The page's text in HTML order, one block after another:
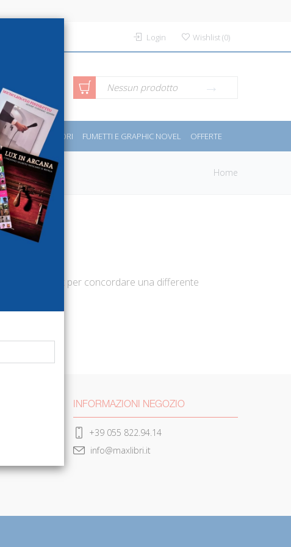
Login Wishlist(0)
Ricerca avanzata Nessun prodotto
SPORT E MOTORI FUMETTI E GRAPHIC NOVEL OFFERTE
Home
info@maxlibri.it per concordare una differente
INFORMAZIONI NEGOZIO
+39 055 822.94.14
info@maxlibri.it